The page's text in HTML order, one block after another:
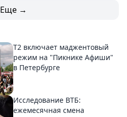
Еще →
Т2 включает маджентовый
режим на "Пикнике Афиши"
в Петербурге
Исследование ВТБ:
ежемесячная смена